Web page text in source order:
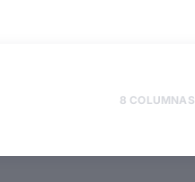
8 COLUMNAS